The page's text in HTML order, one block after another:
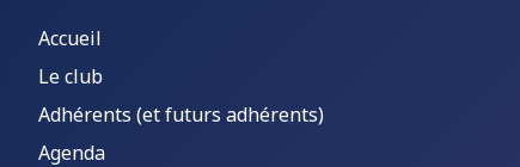
Accueil
Le club
Adhérents (et futurs adhérents)
Agenda